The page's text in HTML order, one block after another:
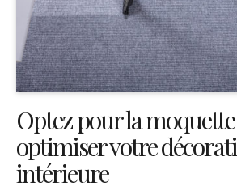
Optez pour la
optimiser votre
intérieure